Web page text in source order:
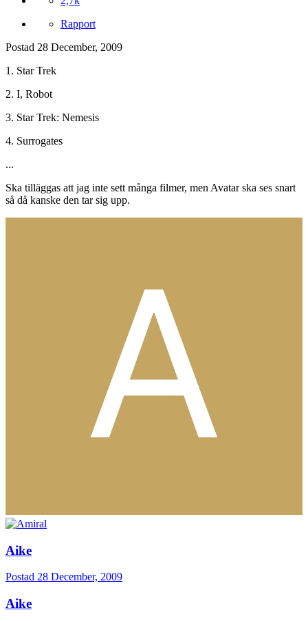
Rapport
Postad 28 December, 2009
1. Star Trek
2. I, Robot
3. Star Trek: Nemesis
4. Surrogates
...
Ska tilläggas att jag inte sett många filmer, men Avatar ska ses snart
så då kanske den tar sig upp.
Aike
Postad 28 December, 2009
Aike